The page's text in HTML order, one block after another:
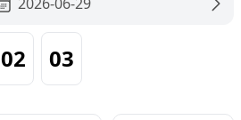
02 03